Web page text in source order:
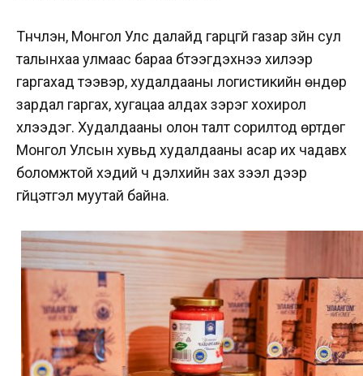
Түүнчлэн, Монгол Улс далайд гарцгүй газар зүйн сул
талынхаа улмаас бараа бүтээгдэхүүнээ хилээр
гаргахад тээвэр, худалдааны логистикийн өндөр
зардал гаргах, хугацаа алдах зэрэг хохирол
хүлээдэг. Худалдааны олон талт сорилтод өртдөг
Монгол Улсын хувьд худалдааны асар их чадавх
боломжтой хэдий ч дэлхийн зах зээл дээр
гүйцэтгэл муутай байна.